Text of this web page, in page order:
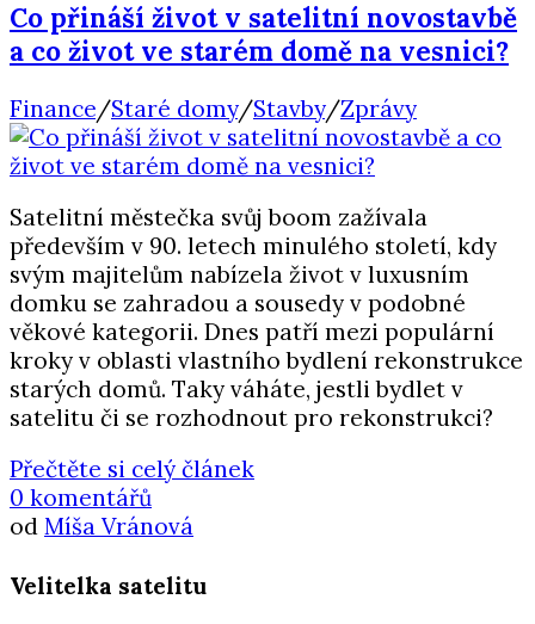
Co přináší život v satelitní novostavbě
a co život ve starém domě na vesnici?
Finance/Staré domy/Stavby/Zprávy
Satelitní městečka svůj boom zažívala
především v 90. letech minulého století, kdy
svým majitelům nabízela život v luxusním
domku se zahradou a sousedy v podobné
věkové kategorii. Dnes patří mezi populární
kroky v oblasti vlastního bydlení rekonstrukce
starých domů. Taky váháte, jestli bydlet v
satelitu či se rozhodnout pro rekonstrukci?
Přečtěte si celý článek
0 komentářů
od Míša Vránová
Velitelka satelitu